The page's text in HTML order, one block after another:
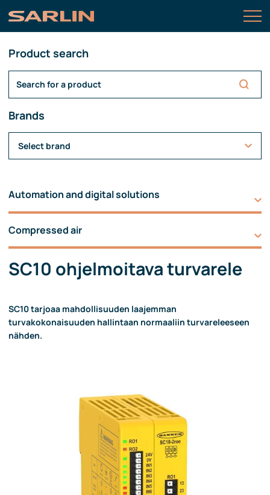
Product search
Brands
Select brand
Automation and digital solutions
Compressed air
SC10 ohjelmoitava turvarele
SC10 tarjoaa mahdollisuuden laajemman
turvakokonaisuuden hallintaan normaaliin turvareleeseen
nähden.